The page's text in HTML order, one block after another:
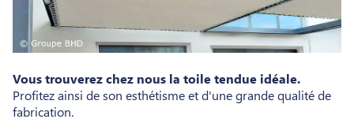
Vous trouverez chez nous la toile tendue idéale.
Profitez ainsi de son esthétisme et d'une grande qualité de
fabrication.